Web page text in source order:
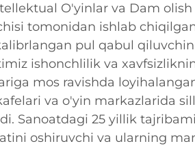
O'yinlar va Dam olish
tomonidan ishlab
pul qabul
ishonchlilik va
mos ravishda
va o'yin markazlarida
Sanoatdagi 25 yillik
oshiruvchi va ularning